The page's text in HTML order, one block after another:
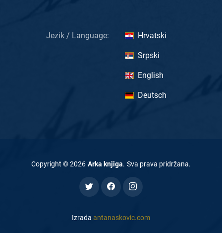
Jezik / Language: Hrvatski
Srpski
English
Deutsch
Copyright ©2026 Arka knjiga. Sva prava pridržana.
Izrada antanaskovic.com